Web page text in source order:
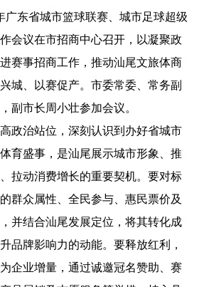
东省城市篮球联赛、城市足球超级
会议在市招商中心召开，以凝聚政
赛事招商工作，推动汕尾文旅体商
城、以赛促产。市委常委、常务副
副市长周小壮参加会议。
治站位，深刻认识到办好省城市
育盛事，是汕尾展示城市形象、推
拉动消费增长的重要契机。要对标
群众属性、全民参与、惠民票价及
并结合汕尾发展定位，将其转化成
品牌影响力的动能。要释放红利，
企业增量，通过诚邀冠名赞助、赛